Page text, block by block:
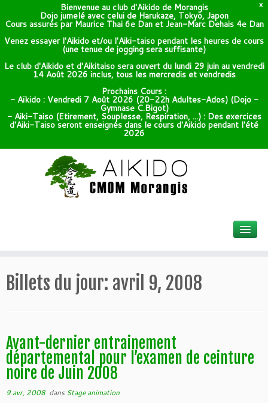
X
Bienvenue au club d'Aikido de Morangis
Dojo jumelé avec celui de Harukaze, Tokyo, Japon
Cours assurés par Maurice Thai 6e Dan et Jean-Marc Dehais 4e Dan
Venez essayer l'Aikido et/ou l'Aiki-taiso pendant les heures de cours
(une tenue de jogging sera suffisante)
Le club d'Aikido et d'Aikitaiso sera ouvert du lundi 29 juin au vendredi
14 Août 2026 inclus, tous les mercredis et vendredis
Prochains Cours :
- Aïkido : Vendredi 7 Août 2026 (20-22h Adultes-Ados) (Dojo -
Gymnase C.Bigot)
- Aiki-Taiso (Etirement, Souplesse, Respiration, ...) : Des exercices
d'Aiki-Taiso seront enseignés dans le cours d'Aikido pendant l'été
2026
Billets du jour: avril 9, 2008
Avant-dernier entrainement
départemental pour l’examen de ceinture
noire de Juin 2008
9 avr, 2008 dans Stage animation